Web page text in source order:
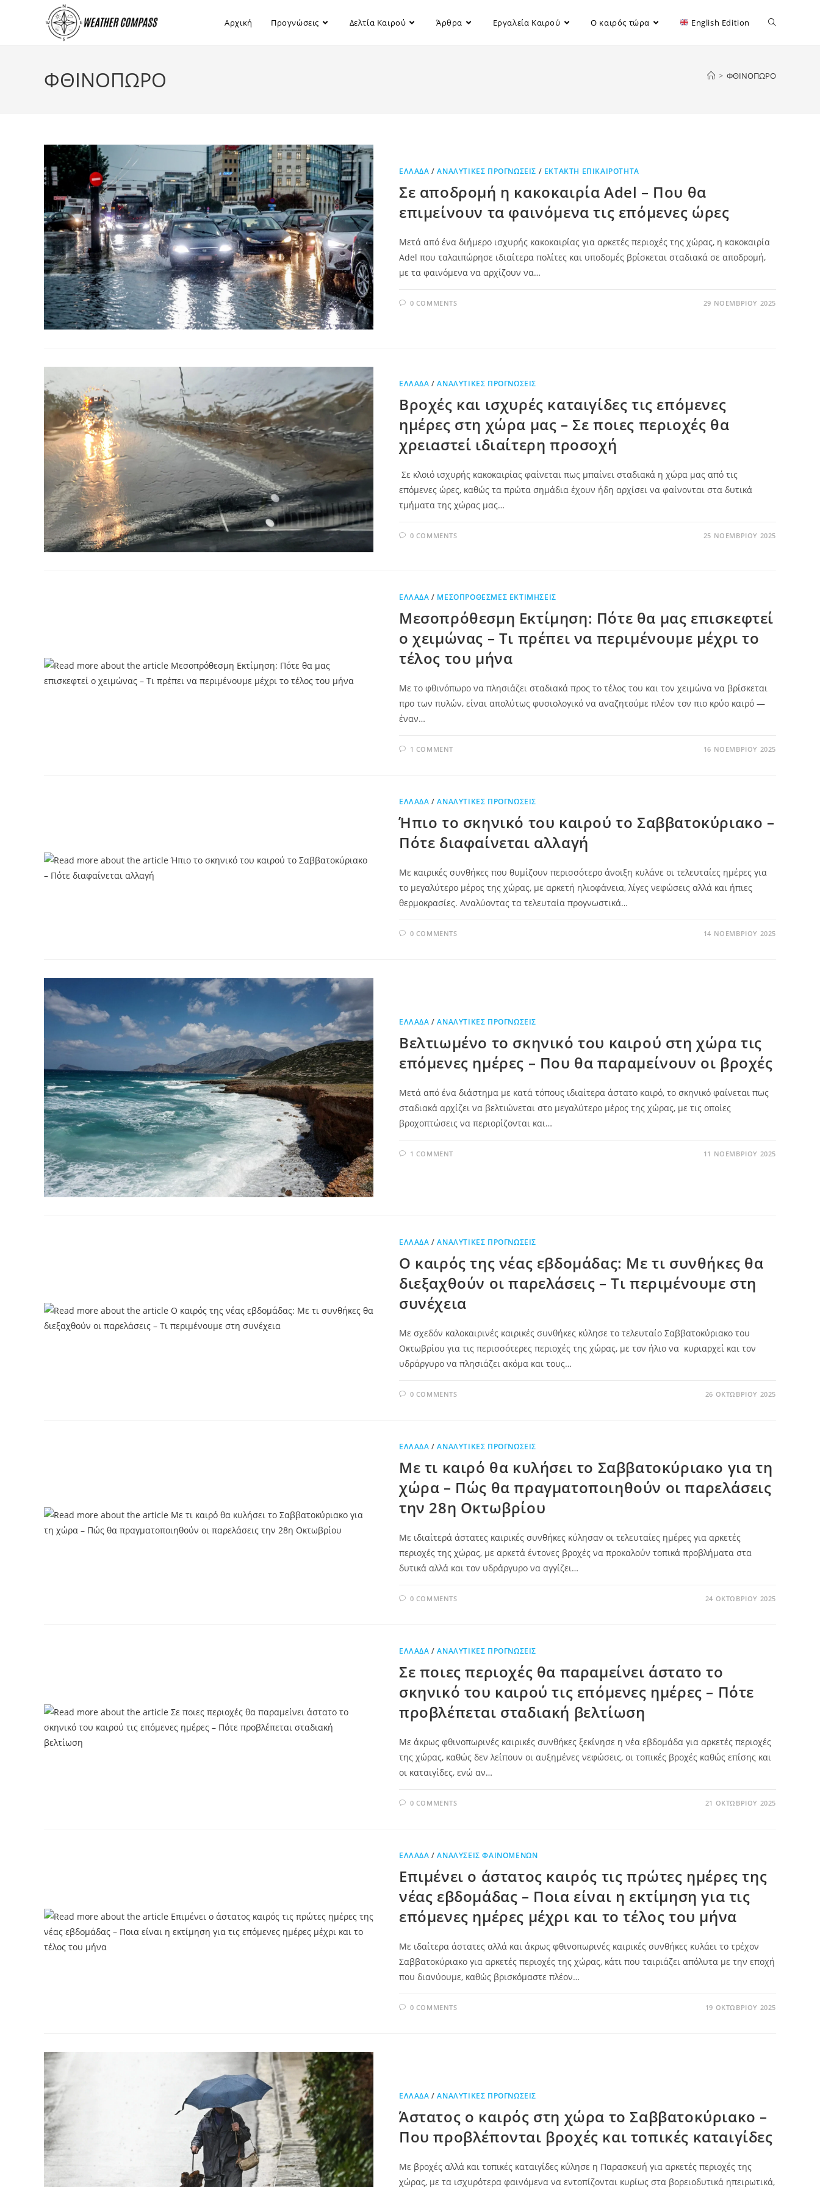
περιεχόμενο
Αρχική Προγνώσεις Δελτία Καιρού Άρθρα Εργαλεία Καιρού Ο καιρός τώρα English Edition
ΦΘΙΝΟΠΩΡΟ > ΦΘΙΝΟΠΩΡΟ
ΕΛΛΆΔΑ /ΑΝΑΛΥΤΙΚΈΣ ΠΡΟΓΝΏΣΕΙΣ / ΕΚΤΑΚΤΗ ΕΠΙΚΑΙΡΟΤΗΤΑ
Σε αποδρομή η κακοκαιρία Adel – Που θα
επιμείνουν τα φαινόμενα τις επόμενες ώρες
Μετά από ένα διήμερο ισχυρής κακοκαιρίας για αρκετές περιοχές της χώρας, η κακοκαιρία
Adel που ταλαιπώρησε ιδιαίτερα πολίτες και υποδομές βρίσκεται σταδιακά σε αποδρομή,
με τα φαινόμενα να αρχίζουν να…
0 COMMENTS 29 ΝΟΕΜΒΡΊΟΥ 2025
ΕΛΛΆΔΑ /ΑΝΑΛΥΤΙΚΈΣ ΠΡΟΓΝΏΣΕΙΣ
Βροχές και ισχυρές καταιγίδες τις επόμενες
ημέρες στη χώρα μας – Σε ποιες περιοχές θα
χρειαστεί ιδιαίτερη προσοχή
Σε κλοιό ισχυρής κακοκαιρίας φαίνεται πως μπαίνει σταδιακά η χώρα μας από τις
επόμενες ώρες, καθώς τα πρώτα σημάδια έχουν ήδη αρχίσει να φαίνονται στα δυτικά
τμήματα της χώρας μας…
0 COMMENTS 25 ΝΟΕΜΒΡΊΟΥ 2025
ΕΛΛΆΔΑ / ΜΕΣΟΠΡΌΘΕΣΜΕΣ ΕΚΤΙΜΉΣΕΙΣ
Μεσοπρόθεσμη Εκτίμηση: Πότε θα μας επισκεφτεί
ο χειμώνας – Τι πρέπει να περιμένουμε μέχρι το
τέλος του μήνα
Με το φθινόπωρο να πλησιάζει σταδιακά προς το τέλος του και τον χειμώνα να βρίσκεται
προ των πυλών, είναι απολύτως φυσιολογικό να αναζητούμε πλέον τον πιο κρύο καιρό —
έναν…
1 COMMENT 16 ΝΟΕΜΒΡΊΟΥ 2025
ΕΛΛΆΔΑ /ΑΝΑΛΥΤΙΚΈΣ ΠΡΟΓΝΏΣΕΙΣ
Ήπιο το σκηνικό του καιρού το Σαββατοκύριακο –
Πότε διαφαίνεται αλλαγή
Με καιρικές συνθήκες που θυμίζουν περισσότερο άνοιξη κυλάνε οι τελευταίες ημέρες για
το μεγαλύτερο μέρος της χώρας, με αρκετή ηλιοφάνεια, λίγες νεφώσεις αλλά και ήπιες
θερμοκρασίες. Αναλύοντας τα τελευταία προγνωστικά…
0 COMMENTS 14 ΝΟΕΜΒΡΊΟΥ 2025
ΕΛΛΆΔΑ /ΑΝΑΛΥΤΙΚΈΣ ΠΡΟΓΝΏΣΕΙΣ
Βελτιωμένο το σκηνικό του καιρού στη χώρα τις
επόμενες ημέρες – Που θα παραμείνουν οι βροχές
Μετά από ένα διάστημα με κατά τόπους ιδιαίτερα άστατο καιρό, το σκηνικό φαίνεται πως
σταδιακά αρχίζει να βελτιώνεται στο μεγαλύτερο μέρος της χώρας, με τις οποίες
βροχοπτώσεις να περιορίζονται και…
1 COMMENT 11 ΝΟΕΜΒΡΊΟΥ 2025
ΕΛΛΆΔΑ /ΑΝΑΛΥΤΙΚΈΣ ΠΡΟΓΝΏΣΕΙΣ
Ο καιρός της νέας εβδομάδας: Με τι συνθήκες θα
διεξαχθούν οι παρελάσεις – Τι περιμένουμε στη
συνέχεια
Με σχεδόν καλοκαιρινές καιρικές συνθήκες κύλησε το τελευταίο Σαββατοκύριακο του
Οκτωβρίου για τις περισσότερες περιοχές της χώρας, με τον ήλιο να κυριαρχεί και τον
υδράργυρο να πλησιάζει ακόμα και τους…
0 COMMENTS 26 ΟΚΤΩΒΡΊΟΥ 2025
ΕΛΛΆΔΑ /ΑΝΑΛΥΤΙΚΈΣ ΠΡΟΓΝΏΣΕΙΣ
Με τι καιρό θα κυλήσει το Σαββατοκύριακο για τη
χώρα – Πώς θα πραγματοποιηθούν οι παρελάσεις
την 28η Οκτωβρίου
Με ιδιαίτερά άστατες καιρικές συνθήκες κύλησαν οι τελευταίες ημέρες για αρκετές
περιοχές της χώρας, με αρκετά έντονες βροχές να προκαλούν τοπικά προβλήματα στα
δυτικά αλλά και τον υδράργυρο να αγγίζει…
0 COMMENTS 24 ΟΚΤΩΒΡΊΟΥ 2025
ΕΛΛΆΔΑ /ΑΝΑΛΥΤΙΚΈΣ ΠΡΟΓΝΏΣΕΙΣ
Σε ποιες περιοχές θα παραμείνει άστατο το
σκηνικό του καιρού τις επόμενες ημέρες – Πότε
προβλέπεται σταδιακή βελτίωση
Με άκρως φθινοπωρινές καιρικές συνθήκες ξεκίνησε η νέα εβδομάδα για αρκετές περιοχές
της χώρας, καθώς δεν λείπουν οι αυξημένες νεφώσεις, οι τοπικές βροχές καθώς επίσης και
οι καταιγίδες, ενώ αν…
0 COMMENTS 21 ΟΚΤΩΒΡΊΟΥ 2025
ΕΛΛΆΔΑ /ΑΝΑΛΎΣΕΙΣ ΦΑΙΝΟΜΈΝΩΝ
Επιμένει ο άστατος καιρός τις πρώτες ημέρες της
νέας εβδομάδας – Ποια είναι η εκτίμηση για τις
επόμενες ημέρες μέχρι και το τέλος του μήνα
Με ιδαίτερα άστατες αλλά και άκρως φθινοπωρινές καιρικές συνθήκες κυλάει το τρέχον
Σαββατοκύριακο για αρκετές περιοχές της χώρας, κάτι που ταιριάζει απόλυτα με την εποχή
που διανύουμε, καθώς βρισκόμαστε πλέον…
0 COMMENTS 19 ΟΚΤΩΒΡΊΟΥ 2025
ΕΛΛΆΔΑ /ΑΝΑΛΥΤΙΚΈΣ ΠΡΟΓΝΏΣΕΙΣ
Άστατος ο καιρός στη χώρα το Σαββατοκύριακο –
Που προβλέπονται βροχές και τοπικές καταιγίδες
Με βροχές αλλά και τοπικές καταιγίδες κύλησε η Παρασκευή για αρκετές περιοχές της
χώρας, με τα ισχυρότερα φαινόμενα να εντοπίζονται κυρίως στα βορειοδυτικά ηπειρωτικά,